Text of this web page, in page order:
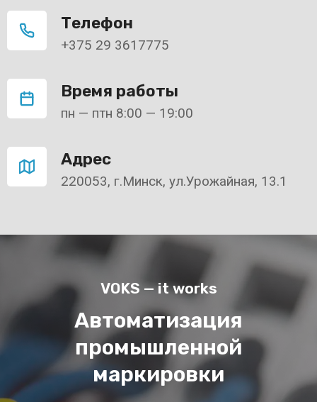
Телефон
+375 29 3617775
Время работы
пн — птн 8:00 — 19:00
Адрес
220053, г.Минск, ул.Урожайная, 13.1
VOKS — it works
Автоматизация
промышленной
маркировки